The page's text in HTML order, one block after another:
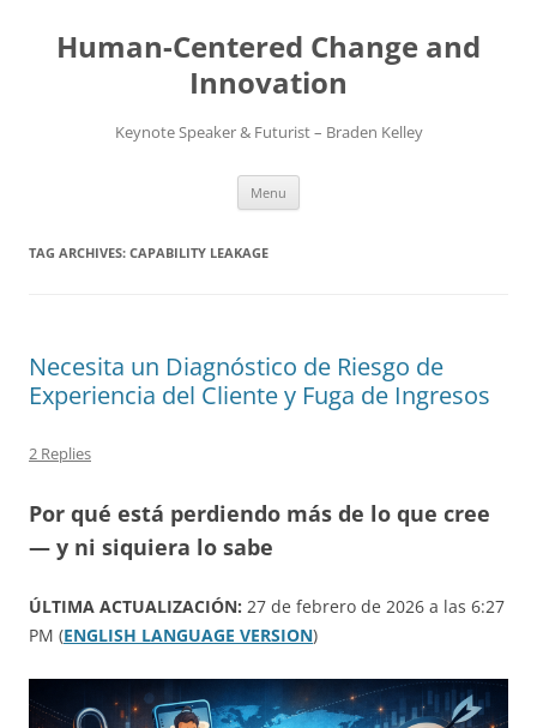
content
Human-Centered Change and
Innovation
Keynote Speaker & Futurist – Braden Kelley
Menu
TAG ARCHIVES: CAPABILITY LEAKAGE
Necesita un Diagnóstico de Riesgo de
Experiencia del Cliente y Fuga de Ingresos
2 Replies
Por qué está perdiendo más de lo que cree
— y ni siquiera lo sabe
ÚLTIMA ACTUALIZACIÓN: 27 de febrero de 2026 a las 6:27
PM (ENGLISH LANGUAGE VERSION)